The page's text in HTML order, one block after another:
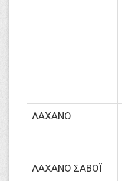
ΛΑΧΑΝΟ
ΛΑΧΑΝΟ ΣΑΒΟΪ